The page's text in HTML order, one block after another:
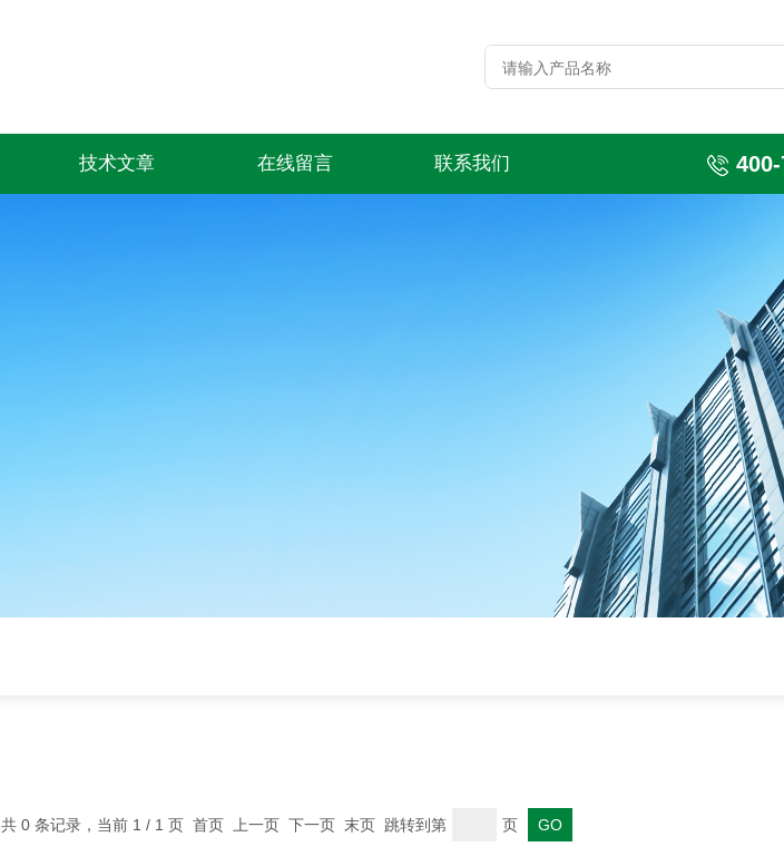
技术文章 在线留言 联系我们
共 0 条记录，当前 1 / 1 页 首页 上一页 下一页 末页 跳转到第 页